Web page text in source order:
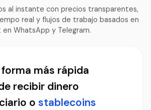
al instante con precios transparentes,
real y flujos de trabajo basados en
en WhatsApp y Telegram.
forma más rápida
recibir dinero
o stablecoins